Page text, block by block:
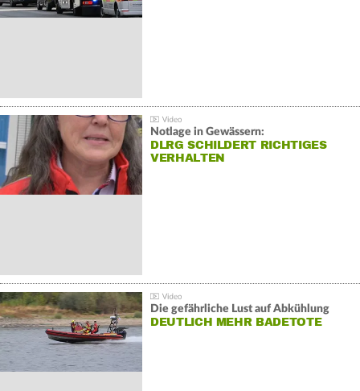
Notlage in Gewässern:
DLRG SCHILDERT RICHTIGES
VERHALTEN
Die gefährliche Lust auf Abkühlung
DEUTLICH MEHR BADETOTE